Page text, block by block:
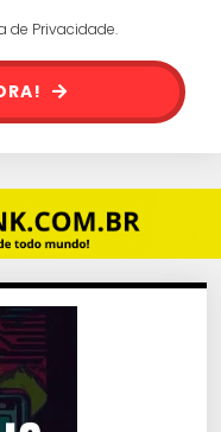
de Privacidade.